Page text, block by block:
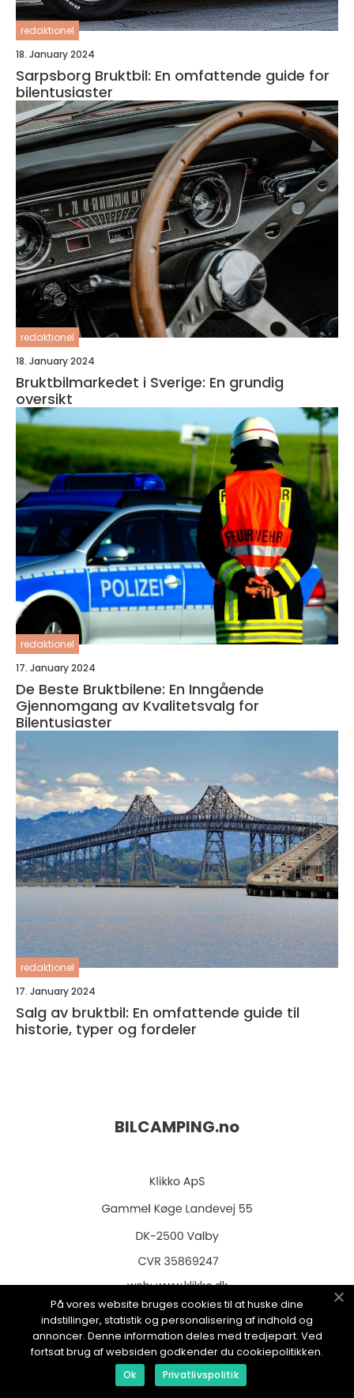
redaktionel
18. January 2024
Sarpsborg Bruktbil: En omfattende guide for
bilentusiaster
redaktionel
18. January 2024
Bruktbilmarkedet i Sverige: En grundig
oversikt
redaktionel
17. January 2024
De Beste Bruktbilene: En Inngående
Gjennomgang av Kvalitetsvalg for
Bilentusiaster
redaktionel
17. January 2024
Salg av bruktbil: En omfattende guide til
historie, typer og fordeler
BILCAMPING.no
web:www.klikko.dk
Menu
På vores website bruges cookies til at huske dine
indstillinger, statistik og personalisering af indhold og
annoncer. Denne information deles med tredjepart. Ved
fortsat brug af websiden godkender du cookiepolitikken.
Ok Privatlivspolitik